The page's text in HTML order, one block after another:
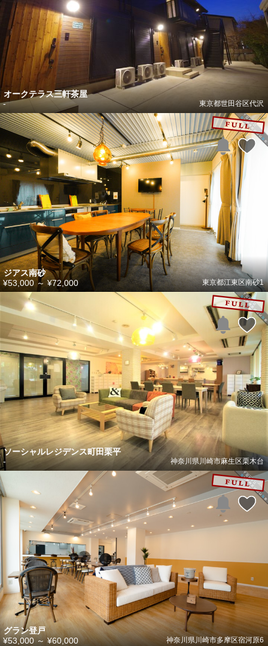
オークテラス三軒茶屋
東京都世田谷区代沢
-
ジアス南砂
東京都江東区南砂1
¥53,000～¥72,000
ソーシャルレジデンス町田栗平
神奈川県川崎市麻生区栗木台
-
グラン登戸
神奈川県川崎市多摩区宿河原6
¥53,000～¥60,000